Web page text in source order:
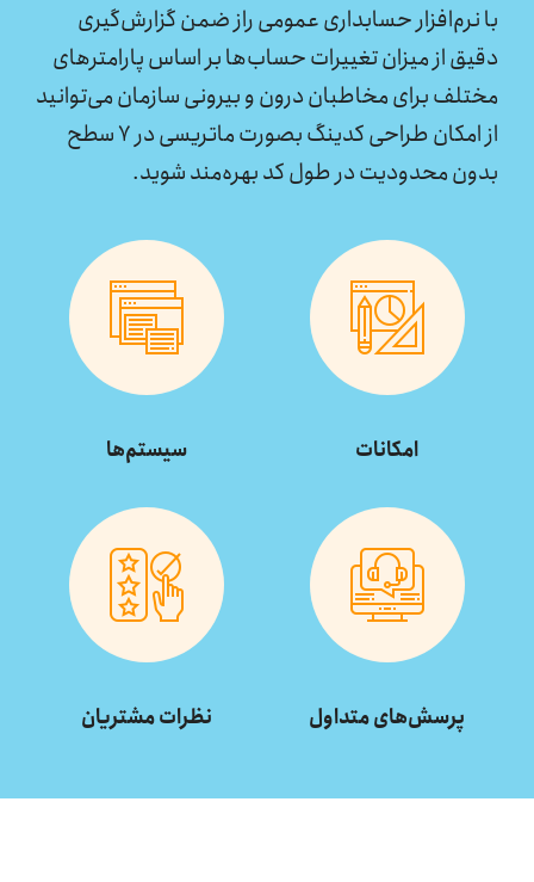
با نرم‌افزار حسابداری عمومی راز ضمن گزارش‌گیری
دقیق از میزان تغییرات حساب‌ها بر اساس پارامترهای
مختلف برای مخاطبان درون و بیرونی سازمان می‌توانید
از امکان طراحی کدینگ بصورت ماتریسی در ۷ سطح
بدون محدودیت در طول کد بهره‌مند شوید.
امکانات سیستم‌ها
پرسش‌های متداول نظرات مشتریان